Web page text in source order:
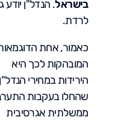
בישראל. הנדל"ן יודע
לרדת.
כאמור, אחת
המובהקות לכך היא
הירידות במחירי הנדל"ן
שהחלו בעקבות
ממשלתית אגרסיבית